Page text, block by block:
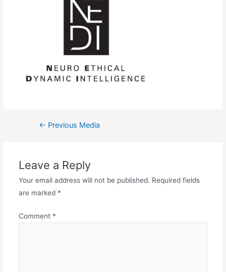
← Previous Media
Leave a Reply
Your email address will not be published. Required fields
are marked *
Comment *